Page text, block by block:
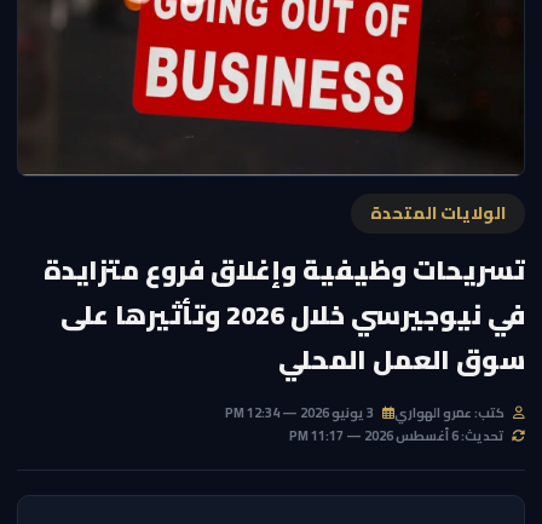
الولايات المتحدة
تسريحات وظيفية وإغلاق فروع متزايدة
في نيوجيرسي خلال 2026 وتأثيرها على
سوق العمل المحلي
كتب: عمرو الهواري
تحديث: 6 أغسطس 2026 — 11:17 PM